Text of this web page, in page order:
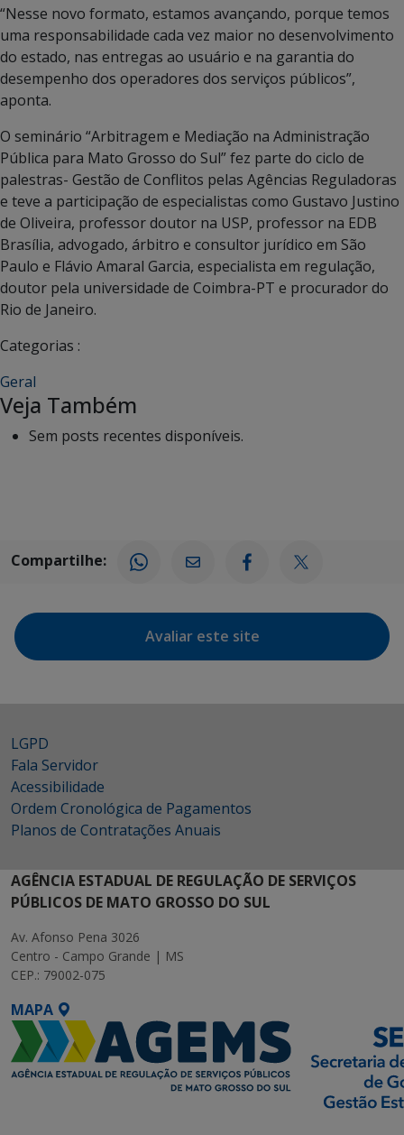
“Nesse novo formato, estamos avançando, porque temos
uma responsabilidade cada vez maior no desenvolvimento
do estado, nas entregas ao usuário e na garantia do
desempenho dos operadores dos serviços públicos”,
aponta.
O seminário “Arbitragem e Mediação na Administração
Pública para Mato Grosso do Sul” fez parte do ciclo de
palestras- Gestão de Conflitos pelas Agências Reguladoras
e teve a participação de especialistas como Gustavo Justino
de Oliveira, professor doutor na USP, professor na EDB
Brasília, advogado, árbitro e consultor jurídico em São
Paulo e Flávio Amaral Garcia, especialista em regulação,
doutor pela universidade de Coimbra-PT e procurador do
Rio de Janeiro.
Categorias :
Geral
Veja Também
Sem posts recentes disponíveis.
Compartilhe:
Avaliar este site
LGPD
Fala Servidor
Acessibilidade
Ordem Cronológica de Pagamentos
Planos de Contratações Anuais
AGÊNCIA ESTADUAL DE REGULAÇÃO DE SERVIÇOS
PÚBLICOS DE MATO GROSSO DO SUL
Av. Afonso Pena 3026
Centro - Campo Grande | MS
CEP.: 79002-075
MAPA